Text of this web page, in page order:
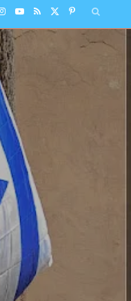
I
n
s
t
m
Y
b
R P